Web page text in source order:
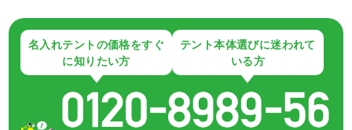
名入れテントの価格をすぐ
に知りたい方
テント本体選びに迷われて
いる方